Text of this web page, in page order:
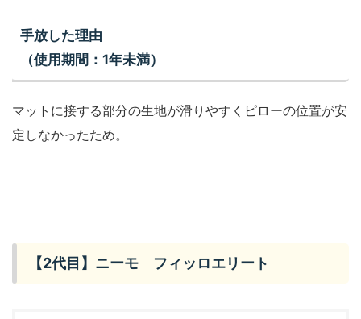
手放した理由
（使用期間：1年未満）
マットに接する部分の生地が滑りやすくピローの位置が安
定しなかったため。
【2代目】ニーモ フィッロエリート